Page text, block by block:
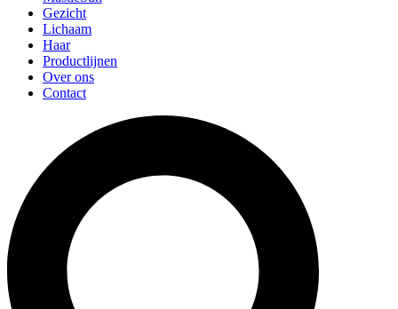
Gezicht
Lichaam
Haar
Productlijnen
Over ons
Contact